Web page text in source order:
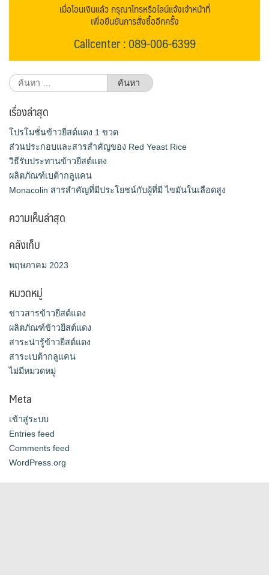
เมื่อโอนเงินแล้ว กรุณาโทรหรือไลน์แจ้งเจ้าหน้าที่
เพื่อยืนยันการสั่งซื้ออีกครั้ง
Callcenter : 089-006-6399
ค้นหา
สำหรับ:
เรื่องล่าสุด
โปรโมชั่นข้าวยีสต์แดง 1 ขวด
ส่วนประกอบและสารสำคัญของ Red Yeast Rice
วิธีรับประทานข้าวยีสต์แดง
ผลิตภัณฑ์เบต้ากลูแคน
Monacolin สารสำคัญที่มีประโยชน์กับผู้ที่มี ไขมันในเลือดสูง
ความเห็นล่าสุด
คลังเก็บ
พฤษภาคม 2023
หมวดหมู่
ข่าวสารข้าวยีสต์แดง
ผลิตภัณฑ์ข้าวยีสต์แดง
สาระน่ารู้ข้าวยีสต์แดง
สาระเบต้ากลูแคน
ไม่มีหมวดหมู่
Meta
เข้าสู่ระบบ
Entries feed
Comments feed
WordPress.org